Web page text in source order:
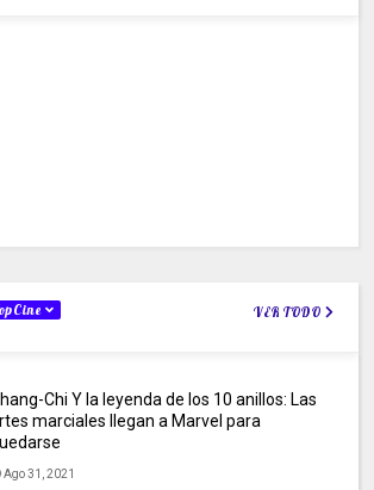
VER TODO
Chi Y la leyenda de los 10 anillos: Las
marciales llegan a Marvel para
Ago 31, 2021